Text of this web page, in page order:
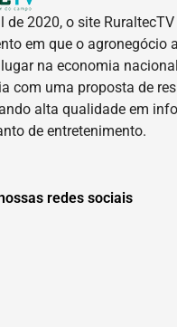
de 2020, o site
em que o agronegócio
na economia
com uma proposta de
alta qualidade em
de entretenimento.
redes sociais